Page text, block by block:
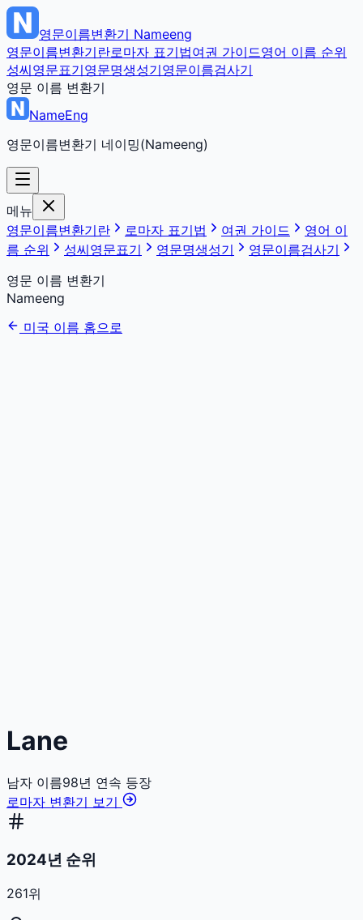
영문이름변환기 Nameeng
영문이름변환기란로마자 표기법여권 가이드영어 이름 순위
성씨영문표기영문명생성기영문이름검사기
영문 이름 변환기
NameEng
영문이름변환기 네이밍(Nameeng)
메뉴
영문이름변환기란
로마자 표기법 여권 가이드
영어 이
름 순위
성씨영문표기 영문명생성기
영문이름검사기
영문 이름 변환기
Nameeng
미국 이름 홈으로
Lane
남자 이름98년 연속 등장
로마자 변환기 보기
2024년 순위
261위